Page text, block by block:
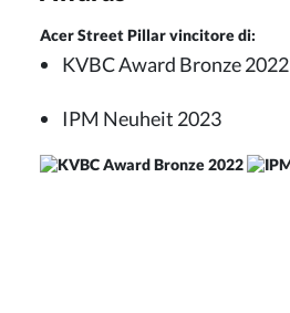
Acer Street Pillar vincitore di:
KVBC Award Bronze 2022
IPM Neuheit 2023